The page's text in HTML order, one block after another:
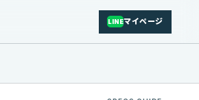
LINEマイページ